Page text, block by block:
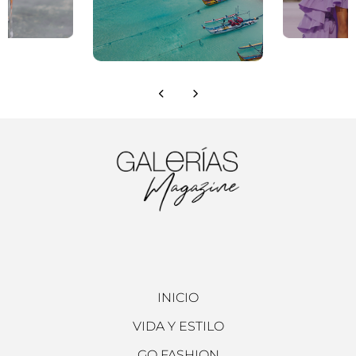
INICIO
VIDA Y ESTILO